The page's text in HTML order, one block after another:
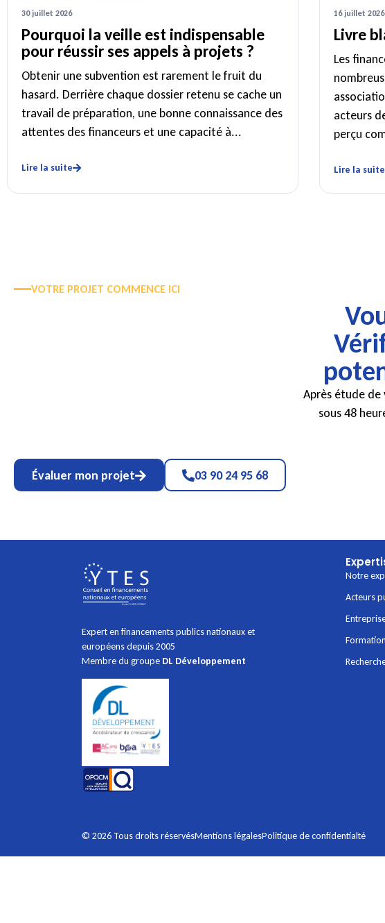
30 juillet 2026
Pourquoi la veille est indispensable
pour réussir ses appels à projets ?
Obtenir une subvention est rarement le fruit du
hasard. Derrière chaque dossier retenu se cache un
travail de préparation, une bonne connaissance des
attentes des financeurs et une capacité à...
Lire la suite
16 juillet 2026
Livre
Les
acteurs
perçu
Lire la suite
VOTRE PROJET COMMENCE ICI
Après étude
sous 48
Évaluer mon projet 03 90 24 95 68
Expert en financements publics nationaux et
européens depuis 2005
Membre du groupe DL Développement
Notre
Acteurs
© 2026 Tous droits réservésMentions légalesPolitique de confidentialté